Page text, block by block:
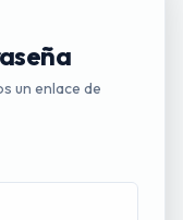
un enlace de